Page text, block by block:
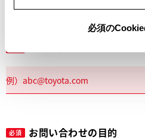
必須の
必須 お問い合わせの目的